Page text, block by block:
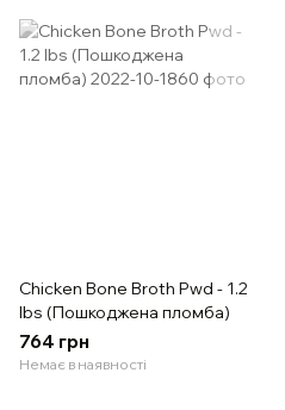
Chicken Bone Broth Pwd - 1.2
lbs (Пошкоджена пломба)
764 грн
Немає в наявності